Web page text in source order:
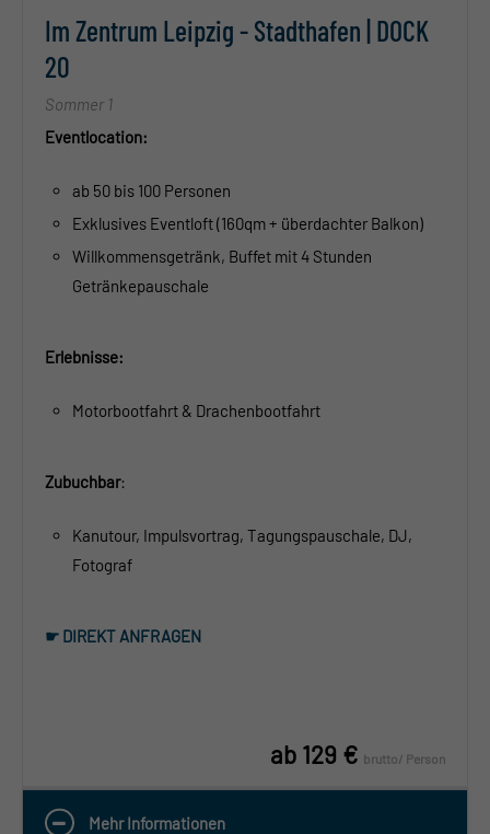
Im Zentrum Leipzig - Stadthafen | DOCK
20
Sommer 1
Eventlocation:
ab 50 bis 100 Personen
Exklusives Eventloft (160qm + überdachter Balkon)
Willkommensgetränk, Buffet mit 4 Stunden
Getränkepauschale
Erlebnisse:
Motorbootfahrt & Drachenbootfahrt
Zubuchbar:
Kanutour, Impulsvortrag, Tagungspauschale, DJ,
Fotograf
☛ DIREKT ANFRAGEN
ab 129 € brutto/ Person
Mehr Informationen